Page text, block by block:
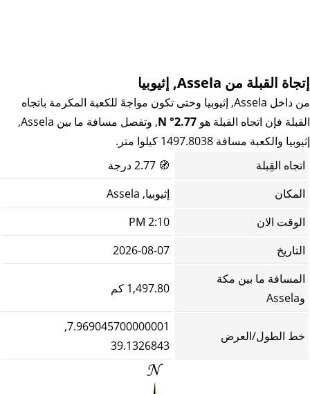
إتجاة القبلة من Assela, إثيوبيا
من داخل Assela, إثيوبيا وحتى تكون مواجهً للكعبة المكرمة باتجاه
القبلة فإن اتجاه القبلة هو 2.77° N
, وتفصل مسافة ما بين Assela,
إثيوبيا والكعبة مسافة 1497.8038 كيلوا متر.
اتجاه القِبلة
🧭
المكان
إثيوبيا, Assela
الوقت الان
2:10 PM
التاريخ
2026-08-07
المسافة ما بين مكة
وAssela
1,497.80 كم
خط الطول/العرض
7.969045700000001,
39.1326843